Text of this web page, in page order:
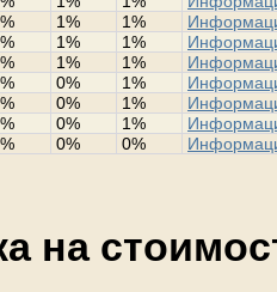
1% 1%
1% 1%
1% 1%
0% 1%
0% 1%
0% 1%
0% 0%
на